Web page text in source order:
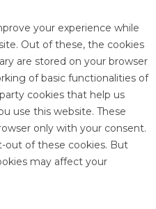
your experience while
Out of these, the cookies
are stored on your browser
of basic functionalities of
cookies that help us
use this website. These
only with your consent.
out of these cookies. But
may affect your